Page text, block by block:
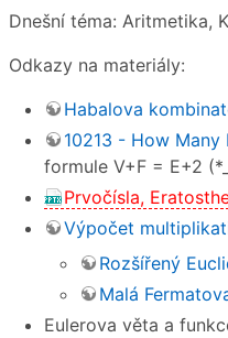
Dnešní téma: Aritmetika,
Odkazy na materiály:
Habalova
10213 - How Many
formule V+F = E+2
Prvočísla,
Výpočet
Rozšířený
Malá
Eulerova věta a